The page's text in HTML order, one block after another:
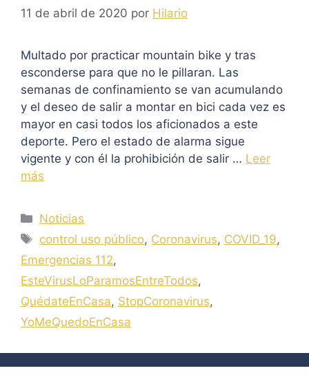
11 de abril de 2020 por Hilario
Multado por practicar mountain bike y tras
esconderse para que no le pillaran. Las
semanas de confinamiento se van acumulando
y el deseo de salir a montar en bici cada vez es
mayor en casi todos los aficionados a este
deporte. Pero el estado de alarma sigue
vigente y con él la prohibición de salir … Leer
más
Categorías
Noticias
Etiquetas
control uso público, Coronavirus, COVID_19,
Emergencias 112,
EsteVirusLoParamosEntreTodos,
QuédateEnCasa, StopCoronavirus,
YoMeQuedoEnCasa